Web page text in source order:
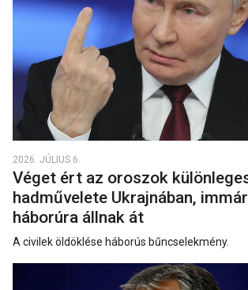
2026. JÚLIUS 6.
Véget ért az oroszok
hadművelete Ukrajnában,
háborúra állnak át
A civilek öldöklése háborús bűncselekmény.